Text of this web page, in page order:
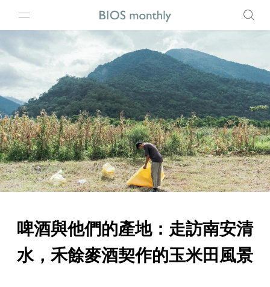
啤酒與他們的產地：走訪南安清
水，禾餘麥酒契作的玉米田風景